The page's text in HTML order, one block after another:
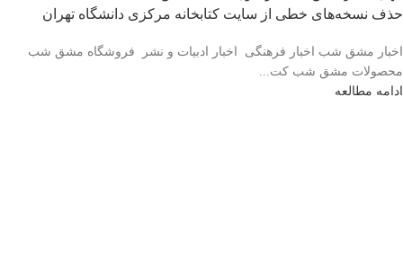
حذف نسخه‌های خطی از سایت کتابخانه مرکزی دانشگاه تهران
اخبار مشق شب اخبار فرهنگی اخبار ادبیات و نشر فروشگاه مشق شب
محصولات مشق شب کت...
ادامه مطالعه